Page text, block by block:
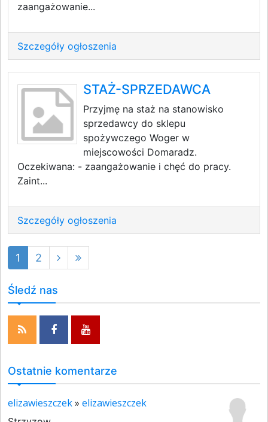
zaangażowanie...
Szczegóły ogłoszenia
STAŻ-SPRZEDAWCA
Przyjmę na staż na stanowisko
sprzedawcy do sklepu
spożywczego Woger w
miejscowości Domaradz.
Oczekiwana: - zaangażowanie i chęć do pracy.
Zaint...
Szczegóły ogłoszenia
1 2
Śledź nas
Ostatnie komentarze
elizawieszczek» elizawieszczek